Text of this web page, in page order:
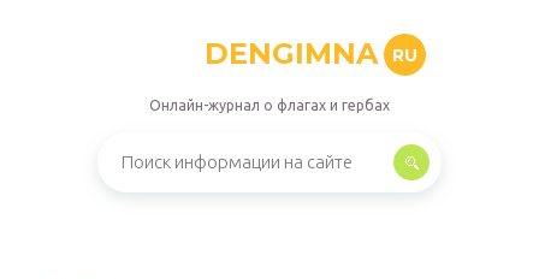
DENGIMNA RU
Онлайн-журнал о флагах и гербах